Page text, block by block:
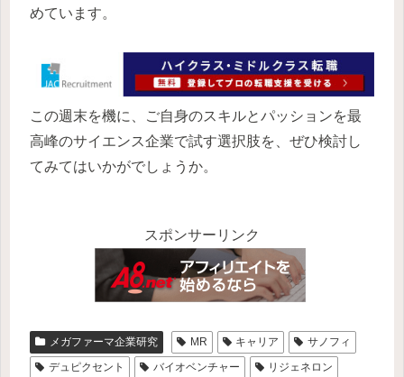
めています。
この週末を機に、ご自身のスキルとパッションを最
高峰のサイエンス企業で試す選択肢を、ぜひ検討し
てみてはいかがでしょうか。
スポンサーリンク
メガファーマ企業研究 MR キャリア
サノフィ
デュピクセント
バイオベンチャー
リジェネロン